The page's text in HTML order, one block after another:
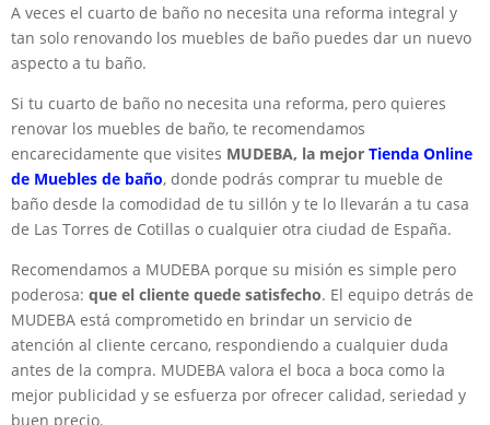
A veces el cuarto de baño no necesita una reforma integral y
tan solo renovando los muebles de baño puedes dar un nuevo
aspecto a tu baño.
Si tu cuarto de baño no necesita una reforma, pero quieres
renovar los muebles de baño, te recomendamos
encarecidamente que visites MUDEBA, la mejor Tienda Online
de Muebles de baño, donde podrás comprar tu mueble de
baño desde la comodidad de tu sillón y te lo llevarán a tu casa
de Las Torres de Cotillas o cualquier otra ciudad de España.
Recomendamos a MUDEBA porque su misión es simple pero
poderosa: que el cliente quede satisfecho. El equipo detrás de
MUDEBA está comprometido en brindar un servicio de
atención al cliente cercano, respondiendo a cualquier duda
antes de la compra. MUDEBA valora el boca a boca como la
mejor publicidad y se esfuerza por ofrecer calidad, seriedad y
buen precio.